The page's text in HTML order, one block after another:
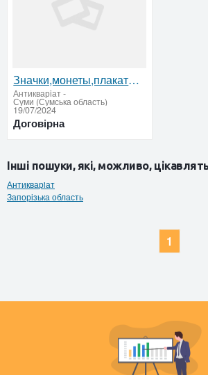
Значки,монеты,плакаты,марки.
Антикварiат-
Суми (Сумська область)
19/07/2024
Договірна
Інші пошуки, які, можливо,
Антикварiат
Запорізька область
1